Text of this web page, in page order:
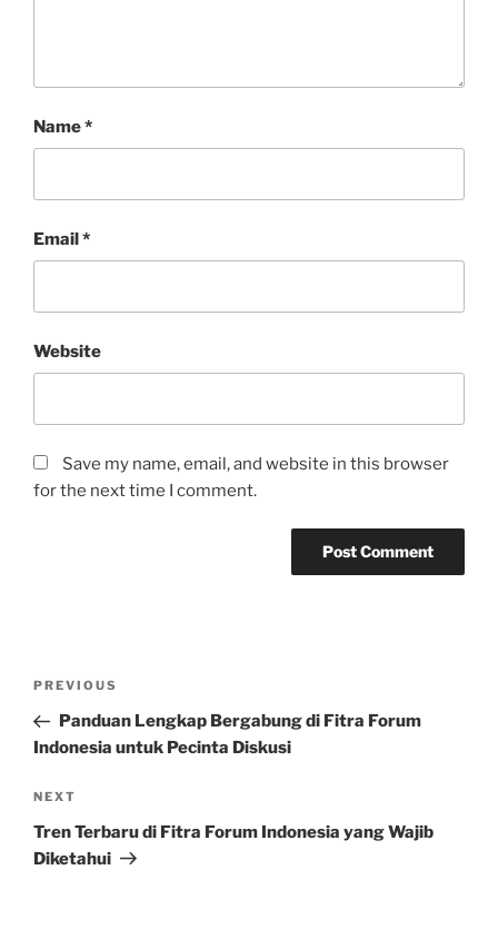
Name*
Email*
Website
Save my name, email, and website in this browser
for the next time I comment.
Previous
Post
PREVIOUS
Panduan Lengkap Bergabung di Fitra Forum
Indonesia untuk Pecinta Diskusi
Next
Post
NEXT
Tren Terbaru di Fitra Forum Indonesia yang Wajib
Diketahui